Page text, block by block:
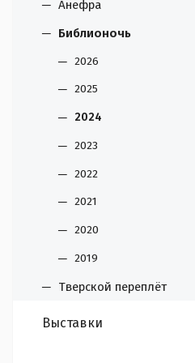
Анефра
Библионочь
2026
2025
2024
2023
2022
2021
2020
2019
Тверской переплёт
Выставки